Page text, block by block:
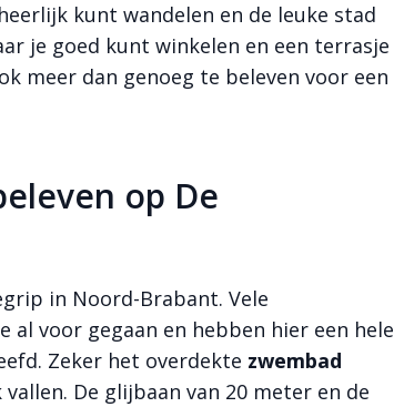
kunt wandelen en de leuke stad
je goed kunt winkelen en een terrasje
meer dan genoeg te beleven voor een
op De
in Noord-Brabant. Vele
al voor gegaan en hebben hier een hele
Zeker het overdekte zwembad
vallen. De glijbaan van 20 meter en de